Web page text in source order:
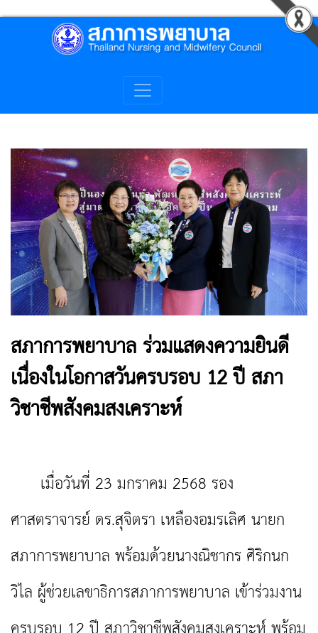
สภาการพยาบาล ร่วมแสดงความยินดี
เนื่องในโอกาสวันครบรอบ 12 ปี สภา
วิชาชีพสังคมสงเคราะห์
เมื่อวันที่ 23 มกราคม 2568 รอง
ศาสตราจารย์ ดร.สุจิตรา เหลืองอมรเลิศ นายก
สภาการพยาบาล พร้อมด้วยนางณิชากร ศิริกนก
วิไล ผู้ช่วยเลขาธิการสภาการพยาบาล เข้าร่วมงาน